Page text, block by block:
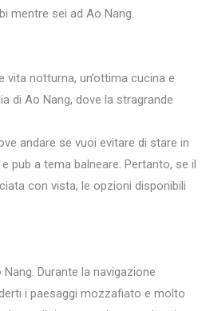
mentre sei ad Ao Nang.
notturna, un’ottima cucina e
di Ao Nang, dove la stragrande
andare se vuoi evitare di stare in
pub a tema balneare. Pertanto, se il
con vista, le opzioni disponibili
Durante la navigazione
i paesaggi mozzafiato e molto